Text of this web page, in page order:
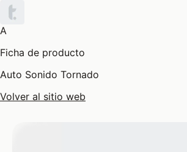
A
Ficha de producto
Auto Sonido Tornado
Volver al sitio web